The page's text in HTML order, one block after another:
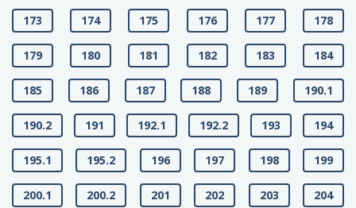
173 174 175 176 177 178
179 180 181 182 183 184
185 186 187 188 189 190.1
190.2 191 192.1 192.2 193 194
195.1 195.2 196 197 198 199
200.1 200.2 201 202 203 204